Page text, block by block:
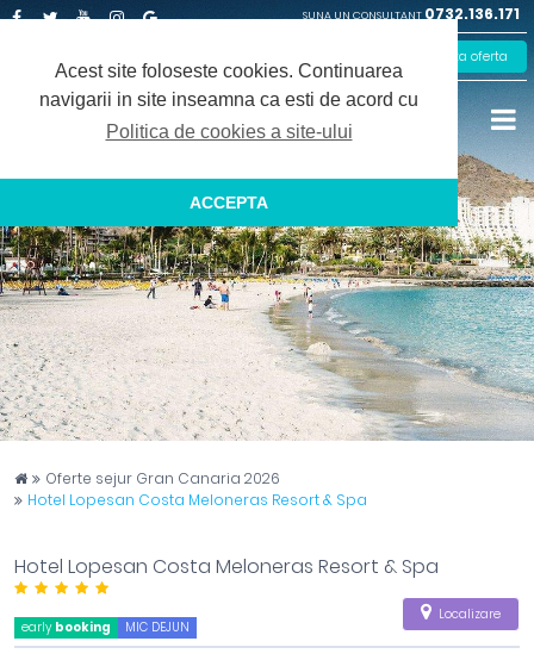
Acest site foloseste cookies. Continuarea
navigarii in site inseamna ca esti de acord cu
Politica de cookies a site-ului
ACCEPTA
Captain Travel
Oferte sejur Gran Canaria 2026
Hotel Lopesan Costa Meloneras Resort & Spa
Hotel Lopesan Costa Meloneras Resort & Spa
early booking MIC DEJUN
Localizare
SUNA UN CONSULTANT 0732.136.171
Plus
Solicita oferta